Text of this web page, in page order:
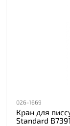
026-1669
Кран для
Standard